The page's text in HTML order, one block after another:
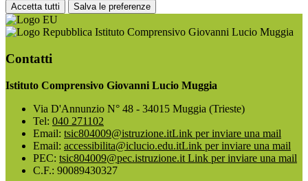
Accetta tutti Salva le preferenze
Istituto Comprensivo Giovanni Lucio Muggia
Contatti
Istituto Comprensivo Giovanni Lucio Muggia
Via D'Annunzio N° 48 - 34015 Muggia (Trieste)
Tel: 040 271102
Email: tsic804009@istruzione.itLink per inviare una mail
Email: accessibilita@iclucio.edu.itLink per inviare una mail
PEC: tsic804009@pec.istruzione.it Link per inviare una mail
C.F.: 90089430327